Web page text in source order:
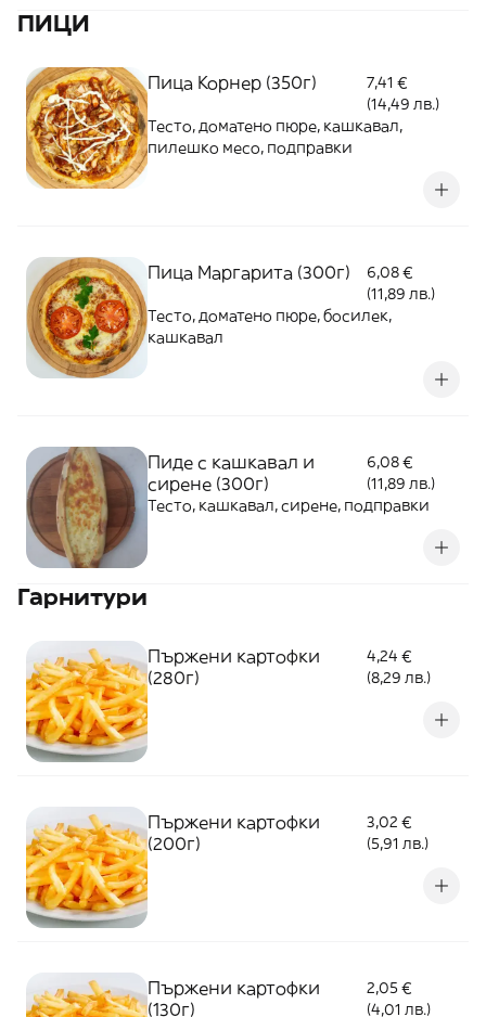
ПИЦИ
Пица Корнер (350г)
7,41 €
(14,49 лв.)
Тесто, доматено пюре, кашкавал,
пилешко месо, подправки
Пица Маргарита (300г)
6,08 €
(11,89 лв.)
Тесто, доматено пюре, босилек,
кашкавал
Пиде с кашкавал и
сирене (300г)
6,08 €
(11,89 лв.)
Тесто, кашкавал, сирене, подправки
Гарнитури
Пържени картофки
(280г)
4,24 €
(8,29 лв.)
Пържени картофки
(200г)
3,02 €
(5,91 лв.)
Пържени картофки
(130г)
2,05 €
(4,01 лв.)